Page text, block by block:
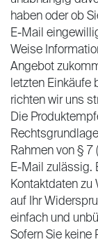
haben oder ob
E-Mail
Weise
Angebot
letzten Einkäufe
richten wir uns
Die
Rahmen von § 7
E-Mail zulässig.
Kontaktdaten zu
auf Ihr
einfach und
Sofern Sie keine